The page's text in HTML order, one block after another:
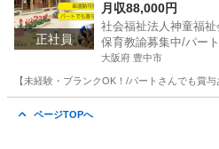
正社員
月収88,000円
社会福祉法人神童福
保育教諭募集中/パート
大阪府 豊中市
【未経験・ブランクOK！/パートさんでも賞
ページTOPへ